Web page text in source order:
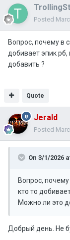
Posted
Вопрос, почему в
добивает эпик
добавить ?
Quote
Jerald
Posted
On 3/1/2026
Вопрос,
кто то
Можно ли это
Добрый день. Не